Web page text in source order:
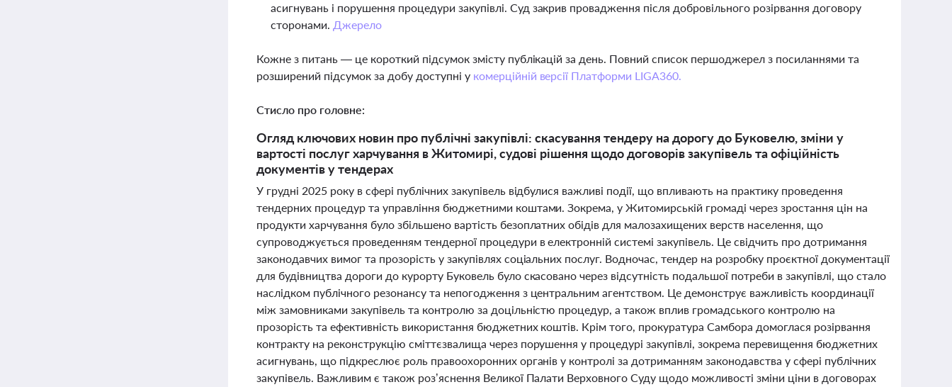
асигнувань і порушення процедури закупівлі. Суд закрив провадження після добровільного розірвання договору
сторонами. Джерело
Кожне з питань — це короткий підсумок змісту публікацій за день. Повний список першоджерел з посиланнями та
розширений підсумок за добу доступні у комерційній версії Платформи LIGA360.
Стисло про головне:
Огляд ключових новин про публічні закупівлі: скасування тендеру на дорогу до Буковелю, зміни у
вартості послуг харчування в Житомирі, судові рішення щодо договорів закупівель та офіційність
документів у тендерах
У грудні 2025 року в сфері публічних закупівель відбулися важливі події, що впливають на практику проведення
тендерних процедур та управління бюджетними коштами. Зокрема, у Житомирській громаді через зростання цін на
продукти харчування було збільшено вартість безоплатних обідів для малозахищених верств населення, що
супроводжується проведенням тендерної процедури в електронній системі закупівель. Це свідчить про дотримання
законодавчих вимог та прозорість у закупівлях соціальних послуг. Водночас, тендер на розробку проєктної документації
для будівництва дороги до курорту Буковель було скасовано через відсутність подальшої потреби в закупівлі, що стало
наслідком публічного резонансу та непогодження з центральним агентством. Це демонструє важливість координації
між замовниками закупівель та контролю за доцільністю процедур, а також вплив громадського контролю на
прозорість та ефективність використання бюджетних коштів. Крім того, прокуратура Самбора домоглася розірвання
контракту на реконструкцію сміттєзвалища через порушення у процедурі закупівлі, зокрема перевищення бюджетних
асигнувань, що підкреслює роль правоохоронних органів у контролі за дотриманням законодавства у сфері публічних
закупівель. Важливим є також роз’яснення Великої Палати Верховного Суду щодо можливості зміни ціни в договорах